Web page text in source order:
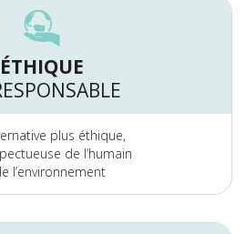
ÉTHIQUE
plus éthique,
de l’humain
l’environnement